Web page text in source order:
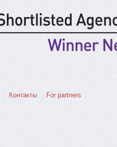
Контакты For partners